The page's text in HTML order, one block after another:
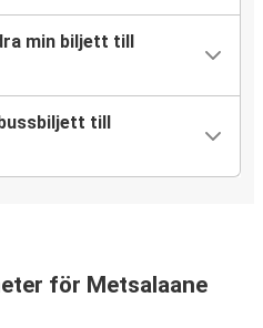
min biljett till
till
för Metsalaane